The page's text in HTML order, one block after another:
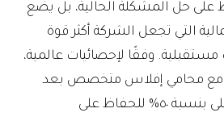
على حل المشكلة الحالية، بل يضع
التي تجعل الشركة أكثر قوة
مستقبلية. وفقًا لإحصائيات عالمية،
مع محامي إفلاس متخصص بعد
الأزمة تتمتع بفرصة أعلى بنسبة ٥٠% للحفاظ على